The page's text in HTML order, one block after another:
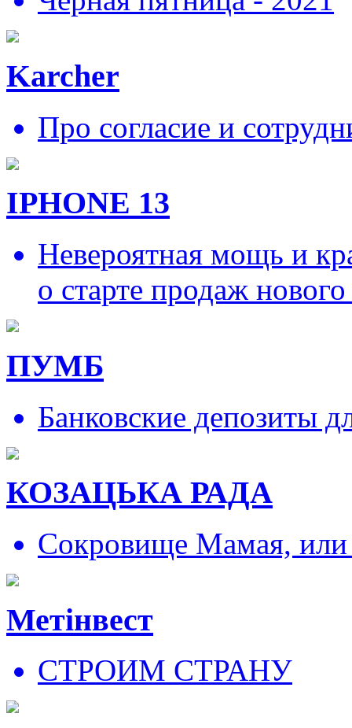
Karcher
Про согласие и
IPHONE 13
Невероятная мощь и
о старте продаж
ПУМБ
Банковские депозиты
КОЗАЦЬКА РАДА
Сокровище Мамая, или
Метінвест
СТРОИМ СТРАНУ